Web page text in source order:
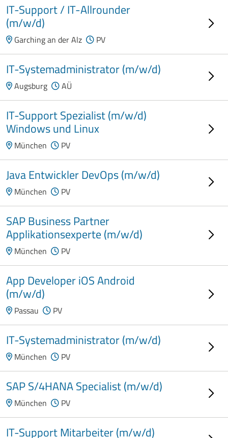
IT-Support / IT-Allrounder
(m/w/d)
Garching an der Alz PV
IT-Systemadministrator (m/w/d)
Augsburg AÜ
IT-Support Spezialist (m/w/d)
Windows und Linux
München PV
Java Entwickler DevOps (m/w/d)
München PV
SAP Business Partner
Applikationsexperte (m/w/d)
München PV
App Developer iOS Android
(m/w/d)
Passau PV
IT-Systemadministrator (m/w/d)
München PV
SAP S/4HANA Specialist (m/w/d)
München PV
IT-Support Mitarbeiter (m/w/d)